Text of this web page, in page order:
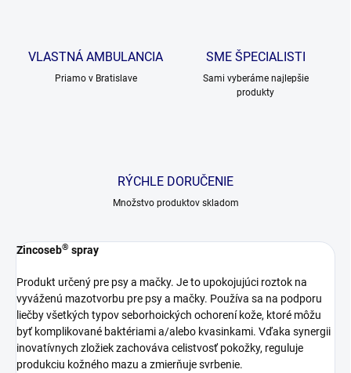
VLASTNÁ AMBULANCIA
Priamo v Bratislave
SME ŠPECIALISTI
Sami vyberáme najlepšie
produkty
RÝCHLE DORUČENIE
Množstvo produktov skladom
Zincoseb® spray
Produkt určený pre psy a mačky. Je to upokojujúci roztok na
vyváženú mazotvorbu pre psy a mačky. Používa sa na podporu
liečby všetkých typov seborhoických ochorení kože, ktoré môžu
byť komplikované baktériami a/alebo kvasinkami. Vďaka synergii
inovatívnych zložiek zachováva celistvosť pokožky, reguluje
produkciu kožného mazu a zmierňuje svrbenie.